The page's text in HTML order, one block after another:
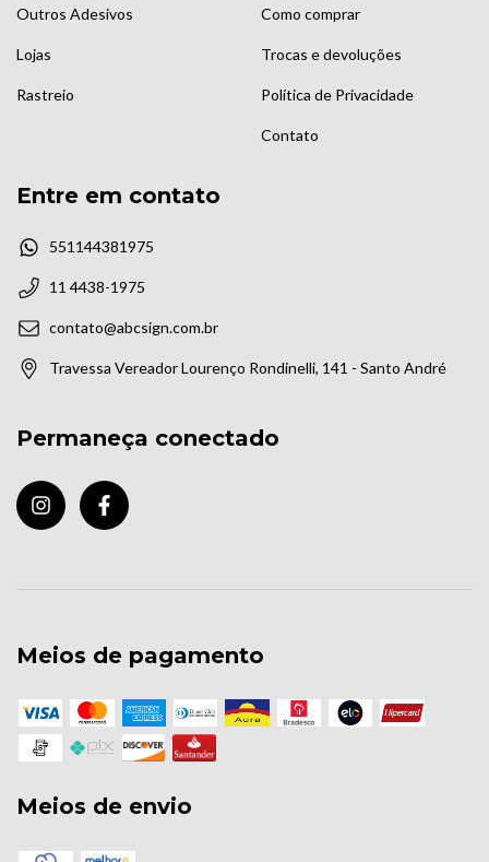
Outros Adesivos
Lojas
Rastreio
Como comprar
Trocas e devoluções
Política de Privacidade
Contato
Entre em contato
551144381975
11 4438-1975
contato@abcsign.com.br
Travessa Vereador Lourenço Rondinelli, 141 - Santo André
Permaneça conectado
Meios de pagamento
Meios de envio